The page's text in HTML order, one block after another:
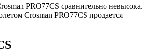
PRO77CS сравнительно невысока.
Crosman PRO77CS продается